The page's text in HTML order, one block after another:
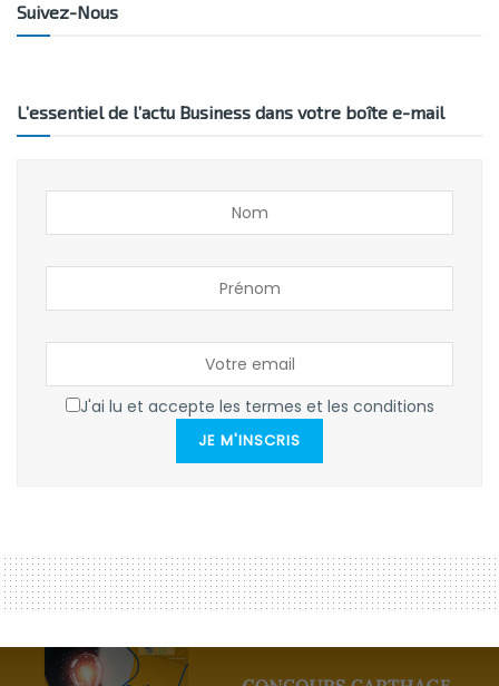
Suivez-Nous
L’essentiel de l’actu Business dans votre boîte e-mail
J'ai lu et accepte les termes et les conditions
JE M'INSCRIS